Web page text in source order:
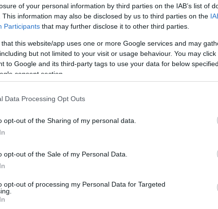
of your personal information by third parties on the IAB’s list of
This information may also be disclosed by us to third parties on the
Participants that may further disclose it to other third parties.
that this website/app uses one or more Google services and may
but not limited to your visit or usage behaviour. You may
to Google and its third-party tags to use your data for below
consent section.
Data Processing Opt Outs
opt-out of the Sharing of my personal data.
opt-out of the Sale of my Personal Data.
opt-out of processing my Personal Data for Targeted
February 4, 2022
21:01
20:32